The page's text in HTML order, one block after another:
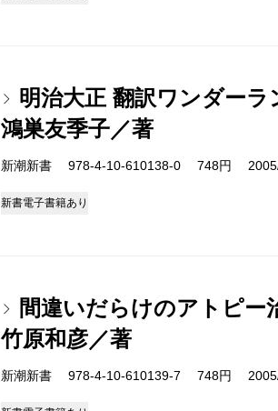
明治大正 翻訳ワンダーラ
鴻巣友季子／著
新潮新書 978-4-10-610138-0 748円
新書電子書籍あり
間違いだらけのアトピー
竹原和彦／著
新潮新書 978-4-10-610139-7 748円